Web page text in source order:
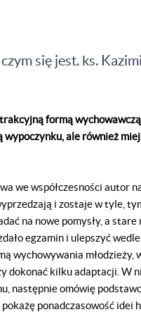
się jest. ks.
formą
ale również
współczesności autor
i zostaje w tyle,
na nowe pomysły, a stare
egzamin i ulepszyć
wychowywania młodzieży,
dokonać kilku adaptacji. W
następnie omówię
ponadczasowość idei